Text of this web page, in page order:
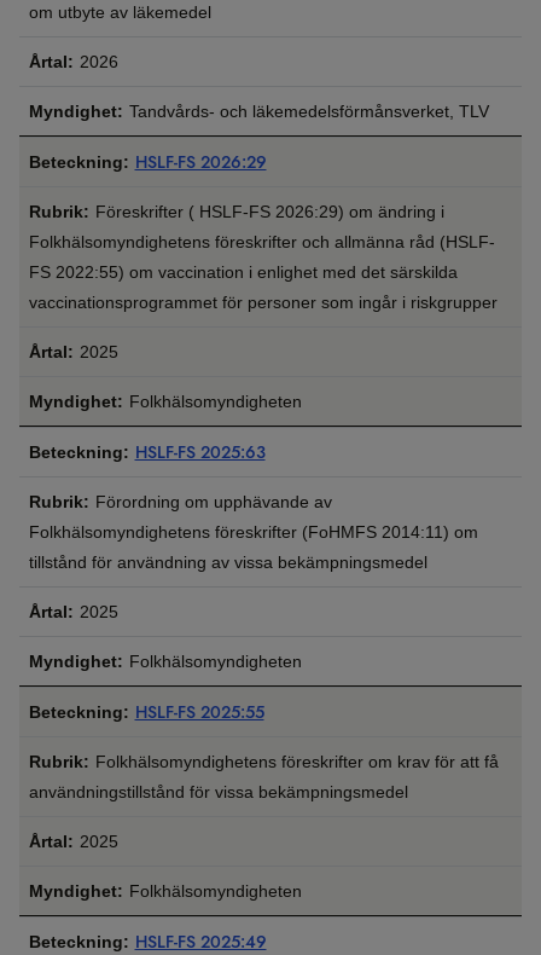
om utbyte av läkemedel
2026
Tandvårds- och läkemedelsförmånsverket, TLV
HSLF-FS 2026:29
Föreskrifter ( HSLF-FS 2026:29) om ändring i
Folkhälsomyndighetens föreskrifter och allmänna råd (HSLF-
FS 2022:55) om vaccination i enlighet med det särskilda
vaccinationsprogrammet för personer som ingår i riskgrupper
2025
Folkhälsomyndigheten
HSLF-FS 2025:63
Förordning om upphävande av
Folkhälsomyndighetens föreskrifter (FoHMFS 2014:11) om
tillstånd för användning av vissa bekämpningsmedel
2025
Folkhälsomyndigheten
HSLF-FS 2025:55
Folkhälsomyndighetens föreskrifter om krav för att få
användningstillstånd för vissa bekämpningsmedel
2025
Folkhälsomyndigheten
HSLF-FS 2025:49